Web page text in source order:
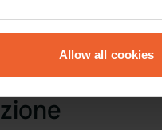
several meters
the
to analyse our traffic. We
partners who may
Allow all cookies